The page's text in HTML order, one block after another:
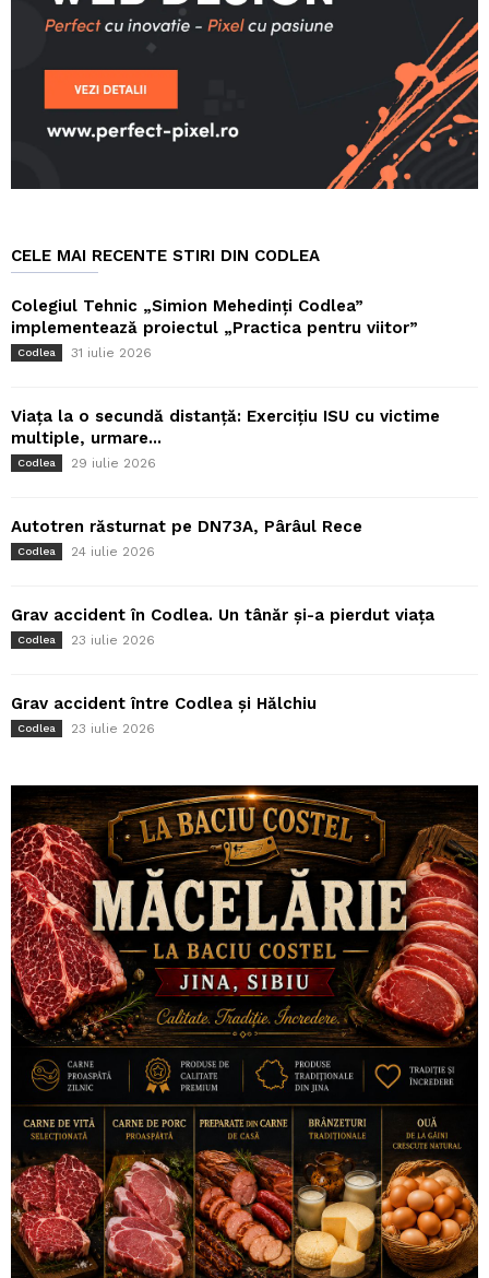
CELE MAI RECENTE STIRI DIN CODLEA
Colegiul Tehnic „Simion Mehedinți Codlea”
implementează proiectul „Practica pentru viitor”
Codlea 31 iulie 2026
Viața la o secundă distanță: Exercițiu ISU cu victime
multiple, urmare...
Codlea 29 iulie 2026
Autotren răsturnat pe DN73A, Pârâul Rece
Codlea 24 iulie 2026
Grav accident în Codlea. Un tânăr și-a pierdut viața
Codlea 23 iulie 2026
Grav accident între Codlea și Hălchiu
Codlea 23 iulie 2026